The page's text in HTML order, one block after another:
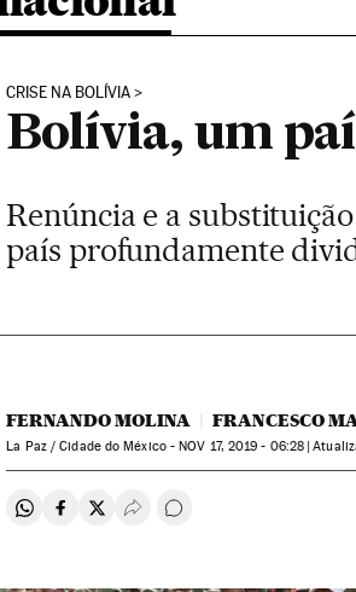
CRISE NA BOLÍVIA
Bolívia, um
Renúncia e a
país profundamente
FERNANDO MOLINA FRANCESCO
La Paz / Cidade do México -NOV 17, 2019 - 06:28
Compartir en Whatsapp
Compartir en Facebook
Compartir en Twitter
Desplegar Redes Sociales
Comentários